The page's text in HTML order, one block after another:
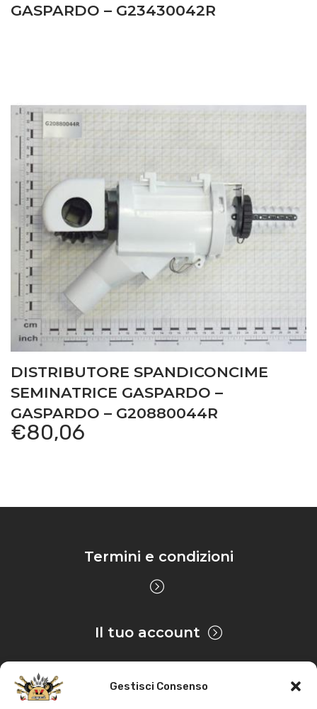
Gestisci Consenso
GASPARDO – G23430042R
DISTRIBUTORE SPANDICONCIME
SEMINATRICE GASPARDO –
GASPARDO – G20880044R
€80,06
Termini e condizioni
Il tuo account
Privacy & Cookie